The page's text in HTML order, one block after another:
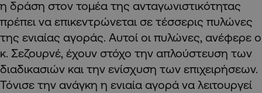
η δράση στον τομέα της ανταγωνιστικότητας
πρέπει να επικεντρώνεται σε τέσσερις πυλώνες
της ενιαίας αγοράς. Αυτοί οι πυλώνες, ανέφερε ο
κ. Σεζουρνέ, έχουν στόχο την απλούστευση των
διαδικασιών και την ενίσχυση των επιχειρήσεων.
Τόνισε την ανάγκη η ενιαία αγορά να λειτουργεί